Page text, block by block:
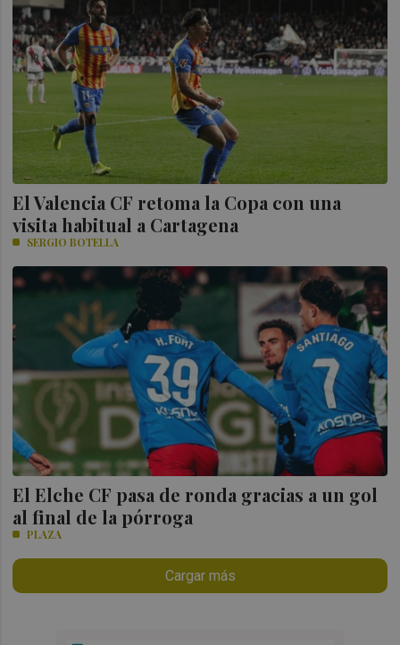
El Valencia CF retoma la Copa con una
visita habitual a Cartagena
SERGIO BOTELLA
El Elche CF pasa de ronda gracias a un gol
al final de la pórroga
PLAZA
Cargar más